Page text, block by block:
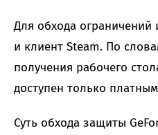
Для обхода ограничений
и клиент Steam. По
получения рабочего
доступен только
Суть обхода защиты